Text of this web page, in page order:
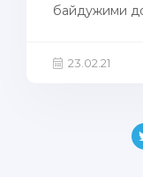
байдужими
23.02.21